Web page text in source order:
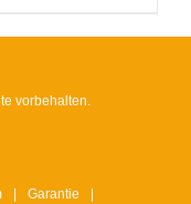
vorbehalten.
Garantie